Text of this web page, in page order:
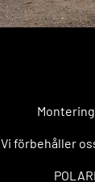
Vi förbehåller